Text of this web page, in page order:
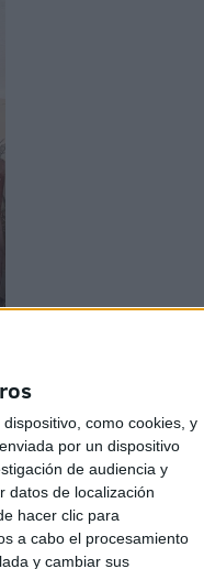
como cookies, y
por un dispositivo
de audiencia y
datos de localización
hacer clic para
a cabo el procesamiento
y cambiar sus